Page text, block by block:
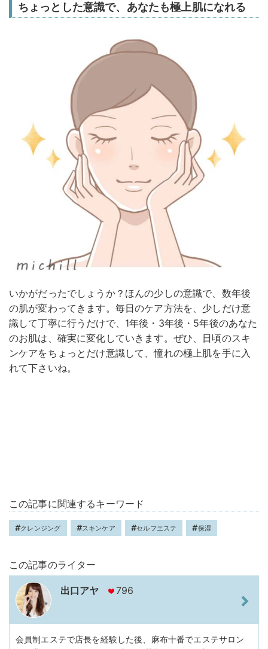
ちょっとした意識で、あなたも極上肌になれる
いかがだったでしょうか？ほんの少しの意識で、数年後
の肌が変わってきます。毎日のケア方法を、少しだけ意
識して丁寧に行うだけで、1年後・3年後・5年後のあなた
のお肌は、確実に変化していきます。ぜひ、日頃のスキ
ンケアをちょっとだけ意識して、憧れの極上肌を手に入
れて下さいね。
この記事に関連するキーワード
クレンジング スキンケア セルフエステ 保湿
この記事のライター
出口アヤ 796
会員制エステで店長を経験した後、麻布十番でエステサロン